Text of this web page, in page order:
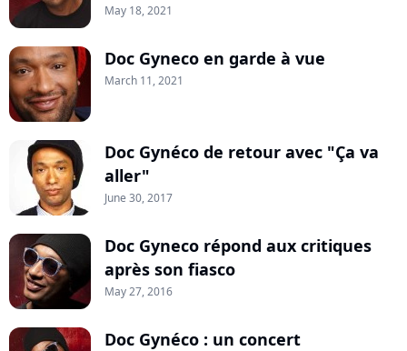
May 18, 2021
Doc Gyneco en garde à vue
March 11, 2021
Doc Gynéco de retour avec "Ça va
aller"
June 30, 2017
Doc Gyneco répond aux critiques
après son fiasco
May 27, 2016
Doc Gynéco : un concert